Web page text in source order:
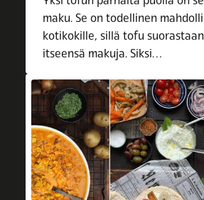
maku. Se on todellinen
kotikokille, sillä tofu
itseensä makuja. Siksi…